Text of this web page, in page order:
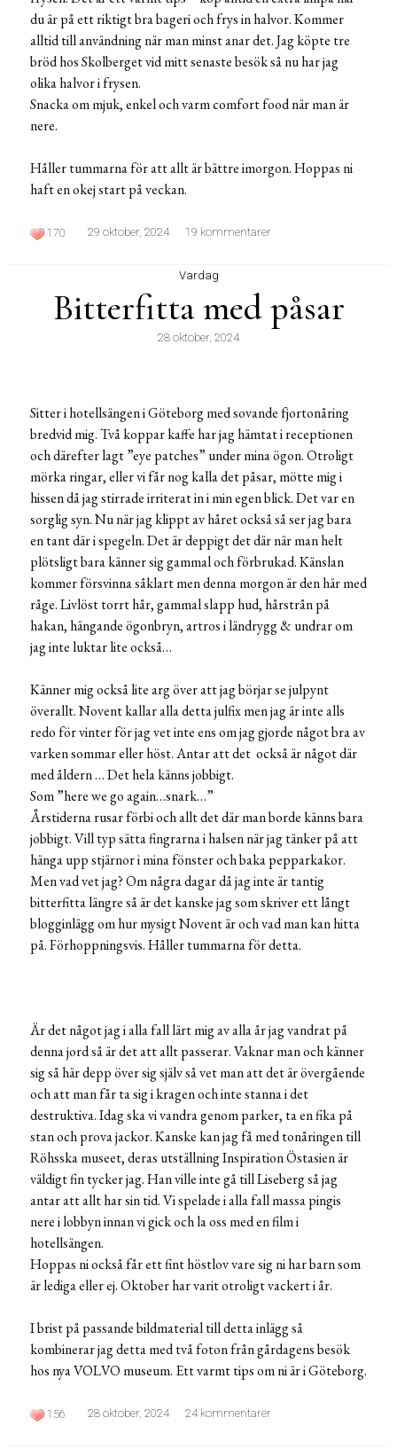
du är på ett riktigt bra bageri och frys in halvor. Kommer
alltid till användning när man minst anar det. Jag köpte tre
bröd hos Skolberget vid mitt senaste besök så nu har jag
olika halvor i frysen.
Snacka om mjuk, enkel och varm comfort food när man är
nere.
Håller tummarna för att allt är bättre imorgon. Hoppas ni
haft en okej start på veckan.
170 29 oktober, 2024 19 kommentarer
Vardag
Bitterfitta med påsar
28 oktober, 2024
Sitter i hotellsängen i Göteborg med sovande fjortonåring
bredvid mig. Två koppar kaffe har jag hämtat i receptionen
och därefter lagt ”eye patches” under mina ögon. Otroligt
mörka ringar, eller vi får nog kalla det påsar, mötte mig i
hissen då jag stirrade irriterat in i min egen blick. Det var en
sorglig syn. Nu när jag klippt av håret också så ser jag bara
en tant där i spegeln. Det är deppigt det där när man helt
plötsligt bara känner sig gammal och förbrukad. Känslan
kommer försvinna såklart men denna morgon är den här med
råge. Livlöst torrt hår, gammal slapp hud, hårstrån på
hakan, hängande ögonbryn, artros i ländrygg & undrar om
jag inte luktar lite också…
Känner mig också lite arg över att jag börjar se julpynt
överallt. Novent kallar alla detta julfix men jag är inte alls
redo för vinter för jag vet inte ens om jag gjorde något bra av
varken sommar eller höst. Antar att det också är något där
med åldern … Det hela känns jobbigt.
Som ”here we go again…snark…”
Årstiderna rusar förbi och allt det där man borde känns bara
jobbigt. Vill typ sätta fingrarna i halsen när jag tänker på att
hänga upp stjärnor i mina fönster och baka pepparkakor.
Men vad vet jag? Om några dagar då jag inte är tantig
bitterfitta längre så är det kanske jag som skriver ett långt
blogginlägg om hur mysigt Novent är och vad man kan hitta
på. Förhoppningsvis. Håller tummarna för detta.
Är det något jag i alla fall lärt mig av alla år jag vandrat på
denna jord så är det att allt passerar. Vaknar man och känner
sig så här depp över sig själv så vet man att det är övergående
och att man får ta sig i kragen och inte stanna i det
destruktiva. Idag ska vi vandra genom parker, ta en fika på
stan och prova jackor. Kanske kan jag få med tonåringen till
Röhsska museet, deras utställning Inspiration Östasien är
väldigt fin tycker jag. Han ville inte gå till Liseberg så jag
antar att allt har sin tid. Vi spelade i alla fall massa pingis
nere i lobbyn innan vi gick och la oss med en film i
hotellsängen.
Hoppas ni också får ett fint höstlov vare sig ni har barn som
är lediga eller ej. Oktober har varit otroligt vackert i år.
I brist på passande bildmaterial till detta inlägg så
kombinerar jag detta med två foton från gårdagens besök
hos nya VOLVO museum. Ett varmt tips om ni är i Göteborg.
156 28 oktober, 2024 24 kommentarer